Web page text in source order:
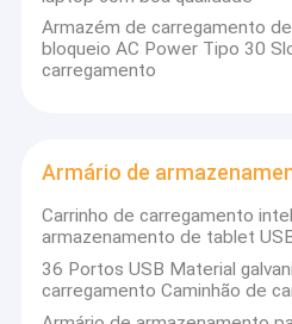
notícias
Todos os casos
Armário de carregamento
Armário de carregamento
Armário de carregamento
Armazém de carregamento
bloqueio AC Power Tipo 30
carregamento
Armário de
Carrinho de carregamento
armazenamento de tablet
36 Portos USB Material
carregamento Caminhão de
Hong Kong, a vantagem da base
uma perspectiva internacional e
design da indústria de
proteção de carregamento 8S,
padrões internacionais de design